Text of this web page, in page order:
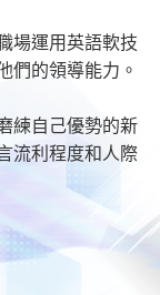
場運用英語軟技
們的領導能力。
練自己優勢的新
流利程度和人際